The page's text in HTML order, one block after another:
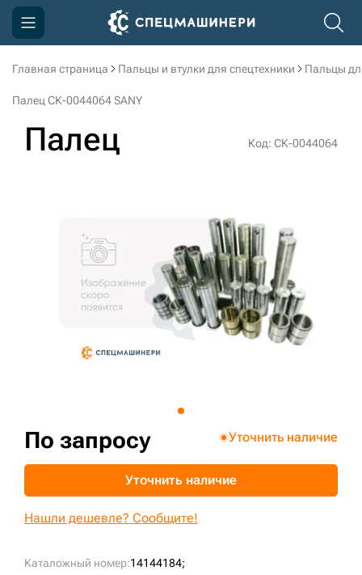
Главная страница Пальцы и втулки для спецтехники Пальцы
Палец СК-0044064 SANY
Палец Код: СК-0044064
Каталожный номер:14144184;
По запросу Уточнить наличие
Уточнить наличие
Нашли дешевле? Сообщите!
Компания
Доставка и оплата
3D тур по производству
3D тур по складам
sksale@skdst.ru